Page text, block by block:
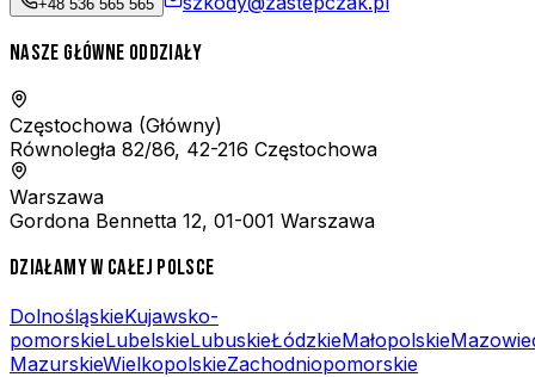
+48 536 565 565
NASZE GŁÓWNE ODDZIAŁY
Częstochowa (Główny)
Równoległa 82/86, 42-216 Częstochowa
Warszawa
Gordona Bennetta 12, 01-001 Warszawa
DZIAŁAMY W CAŁEJ POLSCE
DolnośląskieKujawsko-
pomorskieLubelskieLubuskieŁódzkieMałopolskie
MazurskieWielkopolskieZachodniopomorskie